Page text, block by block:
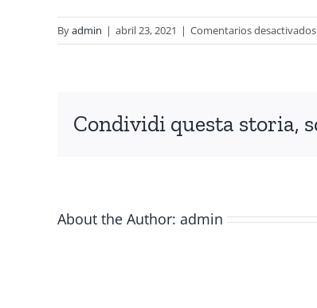
Byadmin | abril 23, 2021 | Comentarios desactivados
Condividi questa storia,
About the Author: admin